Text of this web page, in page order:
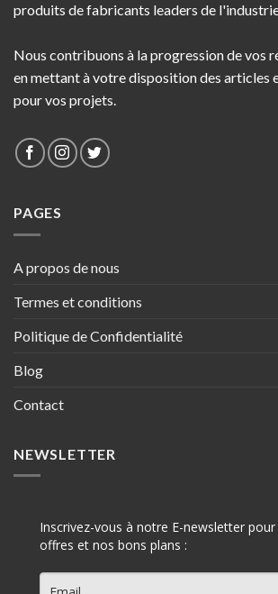
produits de fabricants leaders de
Nous contribuons à la progression de vos
en mettant à votre disposition des articles
pour vos projets.
PAGES
A propos de nous
Termes et conditions
Politique de Confidentialité
Blog
Contact
NEWSLETTER
Inscrivez-vous à notre E-newsletter
offres et nos bons plans :